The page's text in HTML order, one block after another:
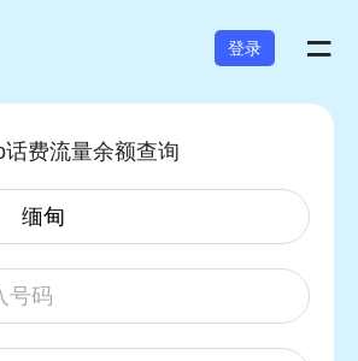
登录 =
费流量余额查询